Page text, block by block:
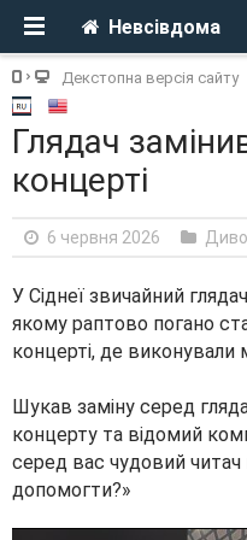
Невсівдома
Декстопна версія сайту
Глядач
концерті
6 червня 2026
У Сіднеї звичайний
якому раптово погано
концерті, де
Шукав заміну серед
концерту та відомий
серед вас чудовий читач
допомогти?»